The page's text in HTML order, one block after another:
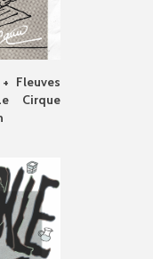
Fleuves
Cirque